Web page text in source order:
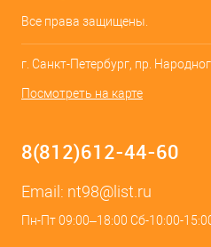
Все права защищены.
г. Санкт-Петербург, пр.
Посмотреть на карте
8(812)612-44-60
Email: nt98@list.ru
Пн-Пт 09:00–18:00 Сб-10:00-